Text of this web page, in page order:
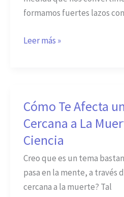
formamos fuertes lazos
Amigo
en
Leer más »
Cómo Te Afecta
Cercana a La
Ciencia
Creo que es un tema
pasa en la mente, a través
cercana a la muerte? Tal
Cómo
Te
Afecta
una
Experiencia
Cercana
a